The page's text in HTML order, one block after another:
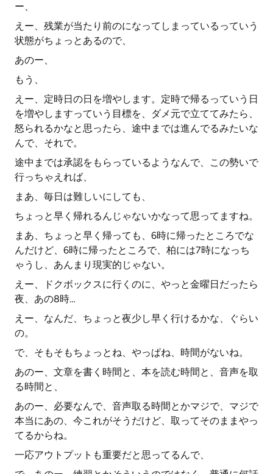
ー、
えー、残業が当たり前のになってしまっているっていう
状態がちょっとあるので、
あのー、
もう、
えー、定時日の日を増やします。定時で帰るっていう日
を増やしますっていう目標を、ダメ元で立ててみたら、
怒られるかなと思ったら、途中までは進んでるみたいな
んで、それで。
途中までは承認をもらっているようなんで、この勢いで
行っちゃえれば、
まあ、毎日は難しいにしても、
ちょっと早く帰れるんじゃないかなって思ってますね。
まあ、ちょっと早く帰っても、6時に帰ったところでな
んだけど、6時に帰ったところで、柏には7時になっち
ゃうし、あんまり現実的じゃない。
えー、ドクボックスに行くのに、やっと金曜日だったら
夜、あの8時…
えー、なんだ、ちょっと夜少し早く行けるかな、ぐらい
の。
で、そもそもちょっとね、やっぱね、時間がないね。
あのー、文章を書く時間と、本を読む時間と、音声を取
る時間と、
あのー、必要なんで、音声取る時間とかマジで、マジで
本当にあの、今これがそうだけど、取ってそのままやっ
てるからね。
一応アウトプットも重要だと思ってるんで、